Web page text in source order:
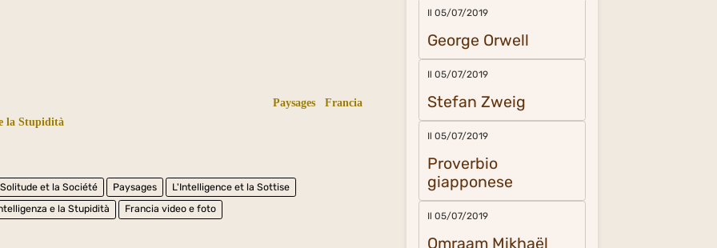
Paysages
Francia
la Stupidità
et la Société Paysages
L'Intelligence et la Sottise
e la Stupidità
Francia video e foto
Il 05/07/2019
George Orwell
Il 05/07/2019
Stefan Zweig
Il 05/07/2019
Proverbio
giapponese
Il 05/07/2019
Omraam Mikhaël